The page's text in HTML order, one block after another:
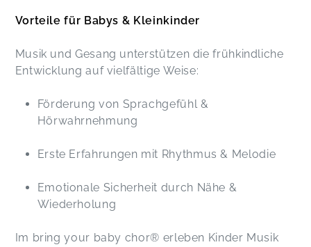
Vorteile für Babys & Kleinkinder
Musik und Gesang unterstützen die frühkindliche
Entwicklung auf vielfältige Weise:
Förderung von Sprachgefühl &
Hörwahrnehmung
Erste Erfahrungen mit Rhythmus & Melodie
Emotionale Sicherheit durch Nähe &
Wiederholung
Im bring your baby chor® erleben Kinder Musik